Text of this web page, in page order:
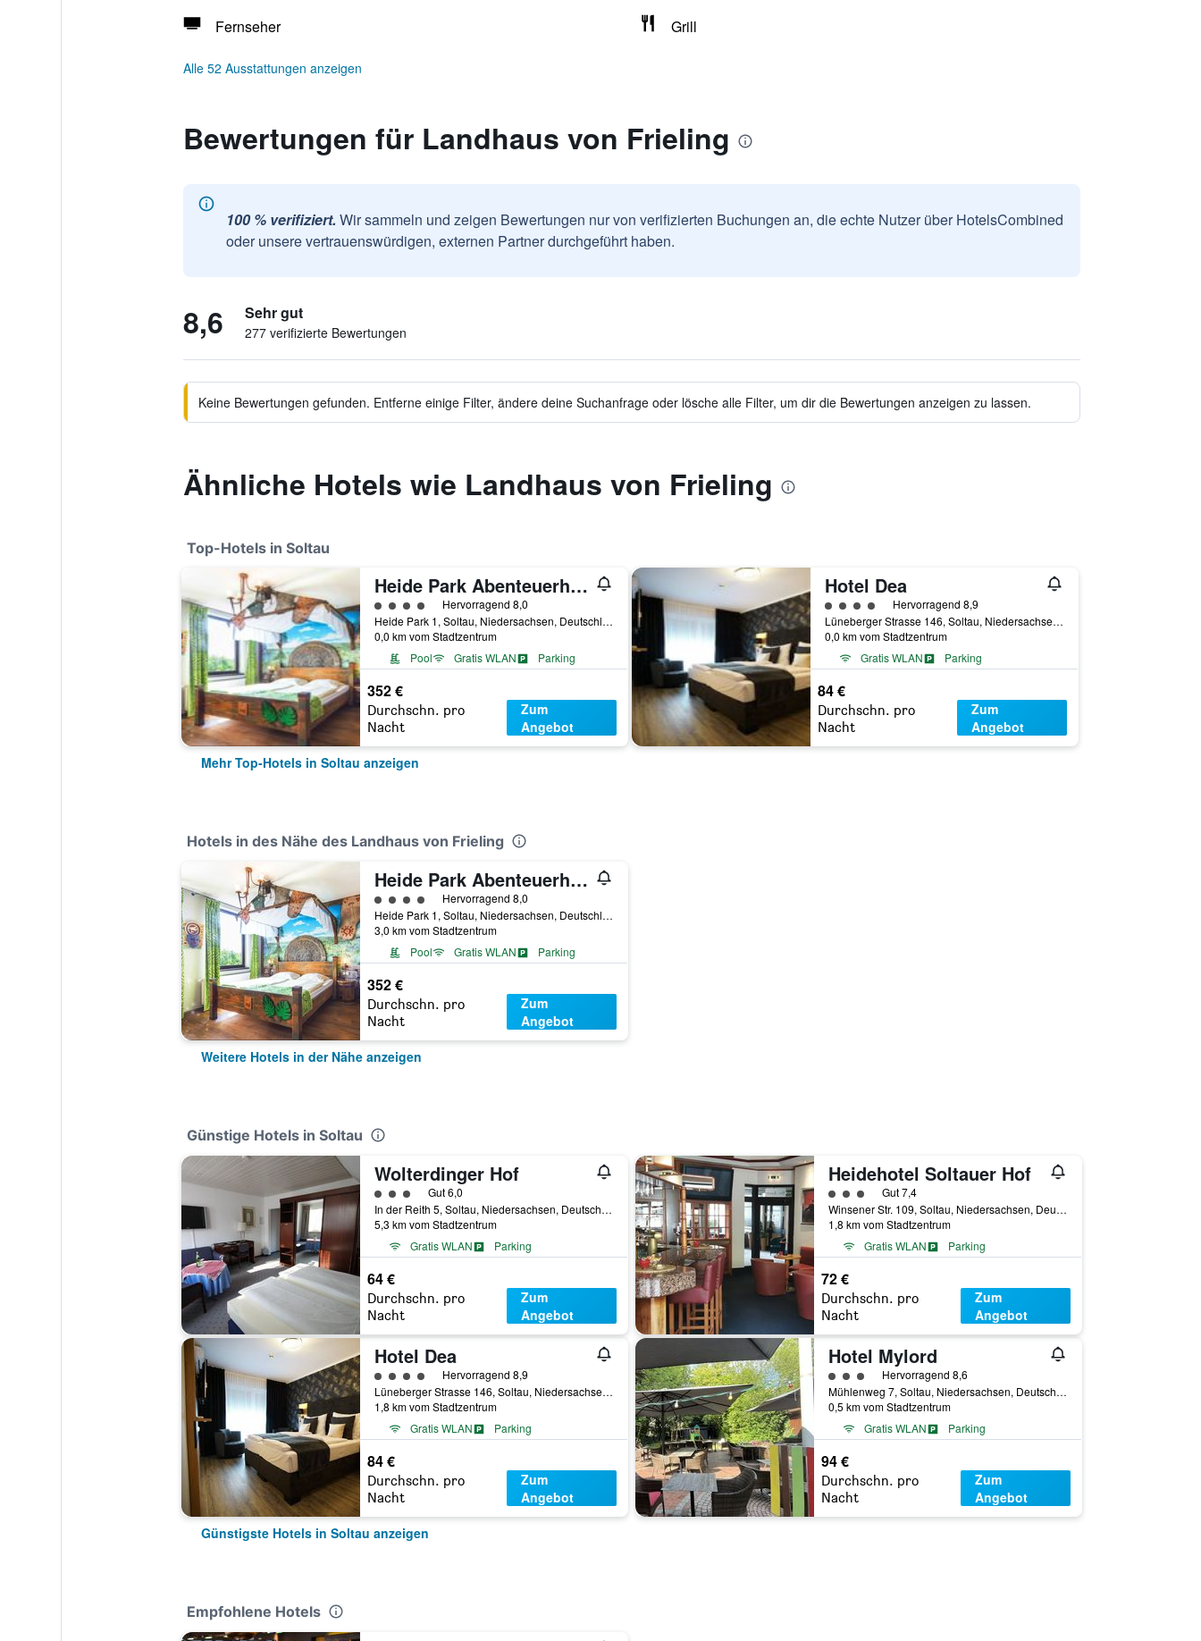
Fernseher
Grill
Alle 52 Ausstattungen anzeigen
Bewertungen für Landhaus von Frieling
100 % verifiziert. Wir sammeln und zeigen Bewertungen nur von verifizierten Buchungen an, die echte Nutzer über HotelsCombined
oder unsere vertrauenswürdigen, externen Partner durchgeführt haben.
8,6 Sehr gut
277 verifizierte Bewertungen
Keine Bewertungen gefunden. Entferne einige Filter, ändere deine Suchanfrage oder lösche alle Filter, um dir die Bewertungen anzeigen zu lassen.
Ähnliche Hotels wie Landhaus von Frieling
Top-Hotels in Soltau
Heide Park Abenteuerhotel
Bewertungskategorie 4
Hervorragend 8,0
Heide Park 1, Soltau, Niedersachsen, Deutschland
0,0 km vom Stadtzentrum
Pool
Gratis WLAN Parking
352 €
Durchschn. pro
Nacht
Zum
Angebot
Hotel Dea
Bewertungskategorie 4
Hervorragend 8,9
Lüneberger Strasse 146, Soltau, Niedersachsen, Deutschland
0,0 km vom Stadtzentrum
Gratis WLAN
Parking
84 €
Durchschn. pro
Nacht
Zum
Angebot
Mehr Top-Hotels in Soltau anzeigen
Hotels in des Nähe des Landhaus von Frieling
Heide Park Abenteuerhotel
Bewertungskategorie 4
Hervorragend 8,0
Heide Park 1, Soltau, Niedersachsen, Deutschland
3,0 km vom Stadtzentrum
Pool
Gratis WLAN Parking
352 €
Durchschn. pro
Nacht
Zum
Angebot
Weitere Hotels in der Nähe anzeigen
Günstige Hotels in Soltau
Wolterdinger Hof
Bewertungskategorie 3
Gut 6,0
In der Reith 5, Soltau, Niedersachsen, Deutschland
5,3 km vom Stadtzentrum
Gratis WLAN
Parking
64 €
Durchschn. pro
Nacht
Zum
Angebot
Heidehotel Soltauer Hof
Bewertungskategorie 3
Gut 7,4
Winsener Str. 109, Soltau, Niedersachsen, Deutschland
1,8 km vom Stadtzentrum
Gratis WLAN
Parking
72 €
Durchschn. pro
Nacht
Zum
Angebot
Hotel Dea
Bewertungskategorie 4
Hervorragend 8,9
Lüneberger Strasse 146, Soltau, Niedersachsen, Deutschland
1,8 km vom Stadtzentrum
Gratis WLAN
Parking
84 €
Durchschn. pro
Nacht
Zum
Angebot
Hotel Mylord
Bewertungskategorie 3
Hervorragend 8,6
Mühlenweg 7, Soltau, Niedersachsen, Deutschland
0,5 km vom Stadtzentrum
Gratis WLAN
Parking
94 €
Durchschn. pro
Nacht
Zum
Angebot
Günstigste Hotels in Soltau anzeigen
Empfohlene Hotels